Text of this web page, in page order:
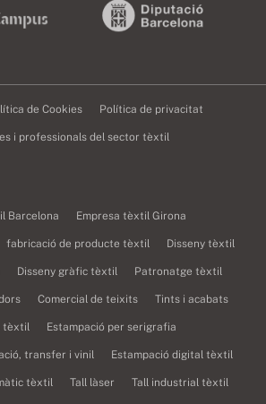
de Cookies Política de privacitat
i professionals del sector tèxtil
Barcelona Empresa tèxtil Girona
fabricació de producte tèxtil Disseny tèxtil
Disseny gràfic tèxtil Patronatge tèxtil
Comercial de teixits Tints i acabats
tèxtil Estampació per serigrafia
transfer i vinil Estampació digital tèxtil
tèxtil Tall làser Tall industrial tèxtil